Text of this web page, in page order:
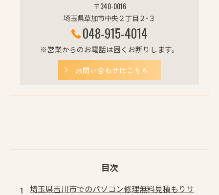
〒340-0016
埼玉県草加市中央２丁目２−３
048-915-4014
※営業からのお電話は固くお断りします。
お問い合わせはこちら
目次
埼玉県吉川市でのパソコン修理無料見積もりサ